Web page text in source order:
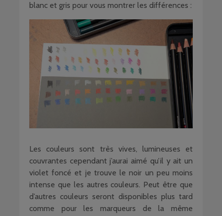
blanc et gris pour vous montrer les différences :
Les couleurs sont très vives, lumineuses et
couvrantes cependant j’aurai aimé qu’il y ait un
violet foncé et je trouve le noir un peu moins
intense que les autres couleurs. Peut être que
d’autres couleurs seront disponibles plus tard
comme pour les marqueurs de la même